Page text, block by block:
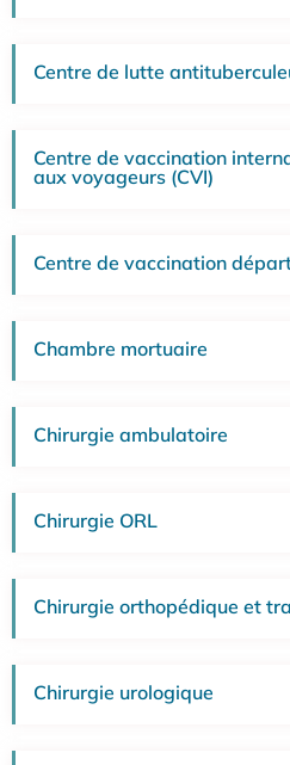
Centre de lutte
Centre de vaccination
aux voyageurs (CVI)
Centre de vaccination
Chambre mortuaire
Chirurgie ambulatoire
Chirurgie ORL
Chirurgie orthopédique et
Chirurgie urologique